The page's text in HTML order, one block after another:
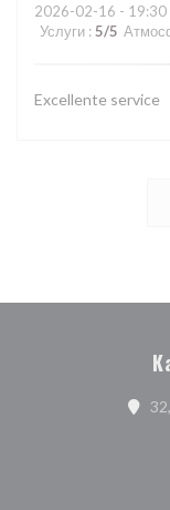
2026-02-16 - 19:30
Услуги : 5/5
Excellente service